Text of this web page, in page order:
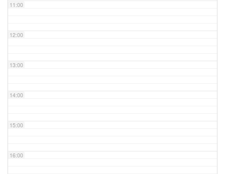
11:00
12:00
13:00
14:00
15:00
16:00